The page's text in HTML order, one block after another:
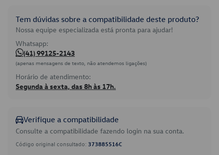
Tem dúvidas sobre a compatibilidade deste produto?
Nossa equipe especializada está pronta para ajudar!
Whatsapp:
(41) 99125-2143
(apenas mensagens de texto, não atendemos ligações)
Horário de atendimento:
Segunda à sexta, das 8h às 17h.
Verifique a compatibilidade
Consulte a compatibilidade fazendo login na sua conta.
Código original consultado: 373885516C